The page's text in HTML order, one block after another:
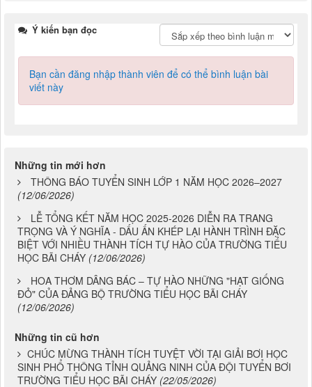
Ý kiến bạn đọc
Bạn cần đăng nhập thành viên để có thể bình luận bài
viết này
Những tin mới hơn
THÔNG BÁO TUYỂN SINH LỚP 1 NĂM HỌC 2026–2027
(12/06/2026)
LỄ TỔNG KẾT NĂM HỌC 2025-2026 DIỄN RA TRANG
TRỌNG VÀ Ý NGHĨA - DẤU ẤN KHÉP LẠI HÀNH TRÌNH ĐẶC
BIỆT VỚI NHIỀU THÀNH TÍCH TỰ HÀO CỦA TRƯỜNG TIỂU
HỌC BÃI CHÁY (12/06/2026)
HOA THƠM DÂNG BÁC – TỰ HÀO NHỮNG "HẠT GIỐNG
ĐỎ" CỦA ĐẢNG BỘ TRƯỜNG TIỂU HỌC BÃI CHÁY
(12/06/2026)
Những tin cũ hơn
CHÚC MỪNG THÀNH TÍCH TUYỆT VỜI TẠI GIẢI BƠI HỌC
SINH PHỔ THÔNG TỈNH QUẢNG NINH CỦA ĐỘI TUYỂN BƠI
TRƯỜNG TIỂU HỌC BÃI CHÁY (22/05/2026)